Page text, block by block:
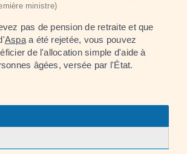
ministre)
pas de pension de retraite et que
Aspaa été rejetée, vous pouvez
de l'allocation simple d'aide à
âgées, versée par l'État.